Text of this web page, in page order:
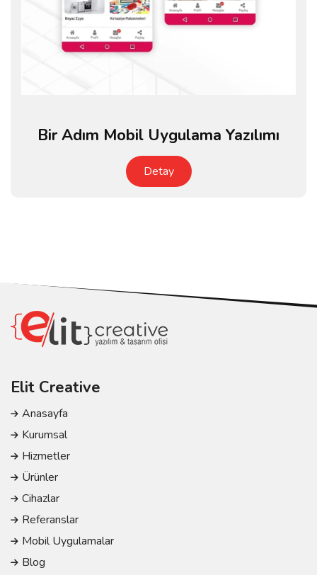
Bir Adım Mobil Uygulama Yazılımı
Detay
Elit Creative
Anasayfa
Kurumsal
Hizmetler
Ürünler
Cihazlar
Referanslar
Mobil Uygulamalar
Blog